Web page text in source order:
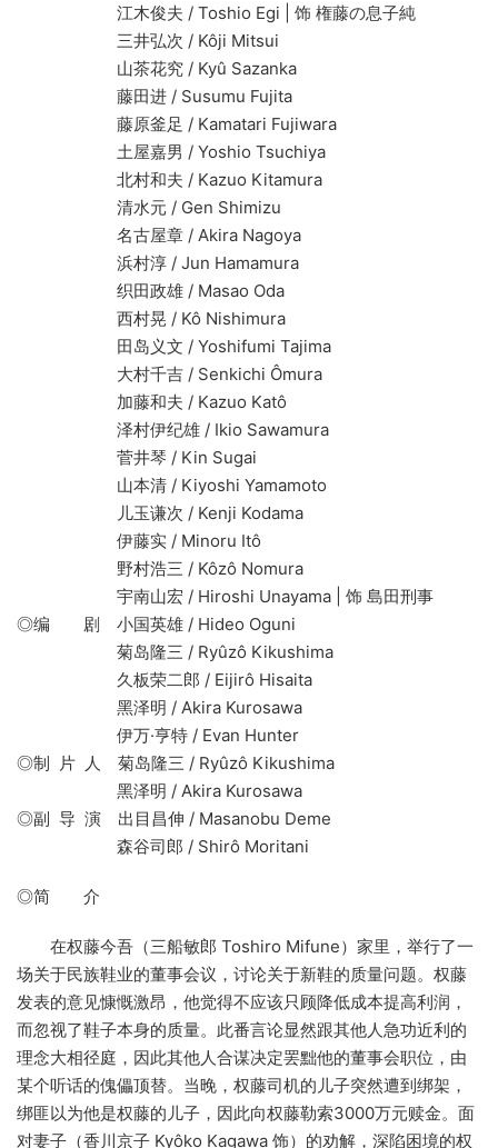
江木俊夫 / Toshio Egi | 饰 権藤の息子純
三井弘次 / Kôji Mitsui
山茶花究 / Kyû Sazanka
藤田进 / Susumu Fujita
藤原釜足 / Kamatari Fujiwara
土屋嘉男 / Yoshio Tsuchiya
北村和夫 / Kazuo Kitamura
清水元 / Gen Shimizu
名古屋章 / Akira Nagoya
浜村淳 / Jun Hamamura
织田政雄 / Masao Oda
西村晃 / Kô Nishimura
田岛义文 / Yoshifumi Tajima
大村千吉 / Senkichi Ômura
加藤和夫 / Kazuo Katô
泽村伊纪雄 / Ikio Sawamura
菅井琴 / Kin Sugai
山本清 / Kiyoshi Yamamoto
儿玉谦次 / Kenji Kodama
伊藤实 / Minoru Itô
野村浩三 / Kôzô Nomura
宇南山宏 / Hiroshi Unayama | 饰 島田刑事
◎编 剧 小国英雄 / Hideo Oguni
菊岛隆三 / Ryûzô Kikushima
久板荣二郎 / Eijirô Hisaita
黑泽明 / Akira Kurosawa
伊万·亨特 / Evan Hunter
◎制 片 人 菊岛隆三 / Ryûzô Kikushima
黑泽明 / Akira Kurosawa
◎副 导 演 出目昌伸 / Masanobu Deme
森谷司郎 / Shirô Moritani
◎简 介
在权藤今吾（三船敏郎 Toshiro Mifune）家里，举行了一
场关于民族鞋业的董事会议，讨论关于新鞋的质量问题。权藤
发表的意见慷慨激昂，他觉得不应该只顾降低成本提高利润，
而忽视了鞋子本身的质量。此番言论显然跟其他人急功近利的
理念大相径庭，因此其他人合谋决定罢黜他的董事会职位，由
某个听话的傀儡顶替。当晚，权藤司机的儿子突然遭到绑架，
绑匪以为他是权藤的儿子，因此向权藤勒索3000万元赎金。面
对妻子（香川京子 Kyôko Kagawa 饰）的劝解，深陷困境的权